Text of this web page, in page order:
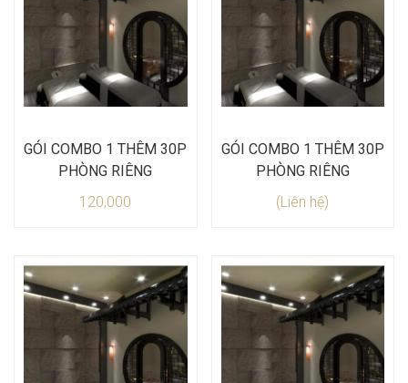
GÓI COMBO 1 THÊM 30P
PHÒNG RIÊNG
120,000
GÓI COMBO 1 THÊM 30P
PHÒNG RIÊNG
(Liên hệ)